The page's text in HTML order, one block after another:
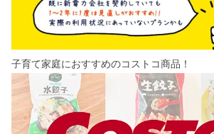
子育て家庭におすすめのコストコ商品！